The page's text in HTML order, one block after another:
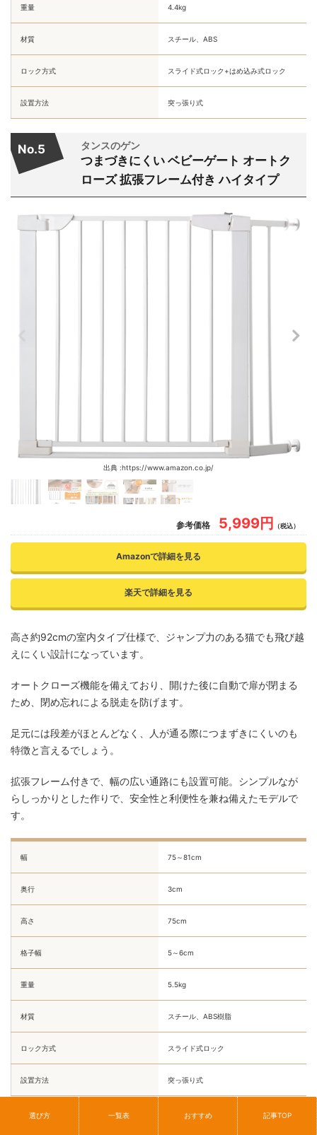
重量 4.4kg
材質 スチール、ABS
ロック方式 スライド式ロック+はめ込み式ロック
設置方法 突っ張り式
No.5 タンスのゲン
つまづきにくい ベビーゲート オートク
ローズ 拡張フレーム付き ハイタイプ
出典 :https://www.amazon.co.jp/
参考価格 5,999円 （税込）
Amazonで詳細を見る
楽天で詳細を見る
高さ約92cmの室内タイプ仕様で、ジャンプ力のある猫でも飛び越
えにくい設計になっています。
オートクローズ機能を備えており、開けた後に自動で扉が閉まる
ため、閉め忘れによる脱走を防げます。
足元には段差がほとんどなく、人が通る際につまずきにくいのも
特徴と言えるでしょう。
拡張フレーム付きで、幅の広い通路にも設置可能。シンプルなが
らしっかりとした作りで、安全性と利便性を兼ね備えたモデルで
す。
幅 75～81cm
奥行 3cm
高さ 75cm
格子幅 5～6cm
重量 5.5kg
材質 スチール、ABS樹脂
ロック方式 スライド式ロック
設置方法 突っ張り式
アイリスオーヤマ
選び方 一覧表 おすすめ 記事TOP